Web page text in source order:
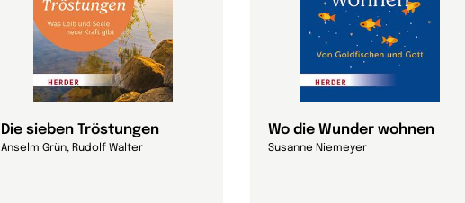
Die sieben Tröstungen
Anselm Grün, Rudolf Walter
Wo die Wunder wohnen
Susanne Niemeyer